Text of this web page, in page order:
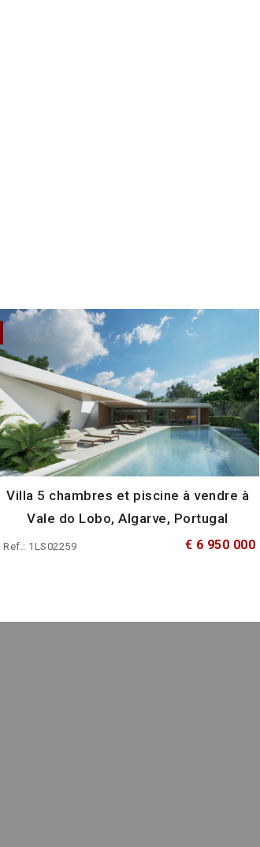
Villa 5 chambres et piscine à vendre à
Vale do Lobo, Algarve, Portugal
Ref.: 1LS02259 € 6 950 000